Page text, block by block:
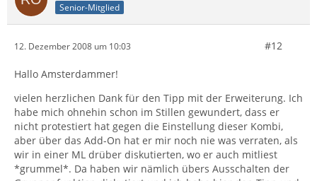
Senior-Mitglied
12. Dezember 2008 um 10:03 #12
Hallo Amsterdammer!
vielen herzlichen Dank für den Tipp mit der Erweiterung. Ich
habe mich ohnehin schon im Stillen gewundert, dass er
nicht protestiert hat gegen die Einstellung dieser Kombi,
aber über das Add-On hat er mir noch nie was verraten, als
wir in einer ML drüber diskutierten, wo er auch mitliest
*grummel*. Da haben wir nämlich übers Ausschalten der